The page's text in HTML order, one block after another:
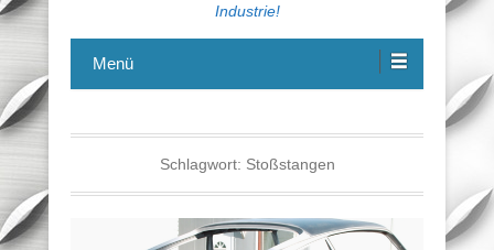
Industrie!
Menü
Schlagwort: Stoßstangen